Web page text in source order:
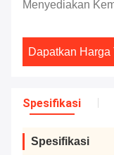
Menyediakan
Dapatkan Harga
Spesifikasi
Spesifikasi